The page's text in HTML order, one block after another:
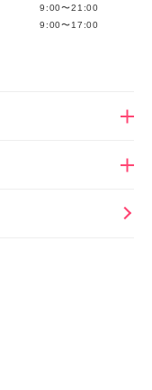
9:00〜21:00
9:00〜17:00